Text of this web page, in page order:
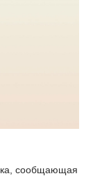
сообщающая